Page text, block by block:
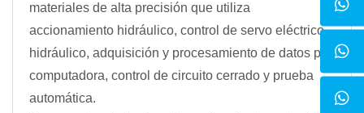
materiales de alta precisión que utiliza
accionamiento hidráulico, control de servo eléctrico-
hidráulico, adquisición y procesamiento de datos por
computadora, control de circuito cerrado y prueba
automática.